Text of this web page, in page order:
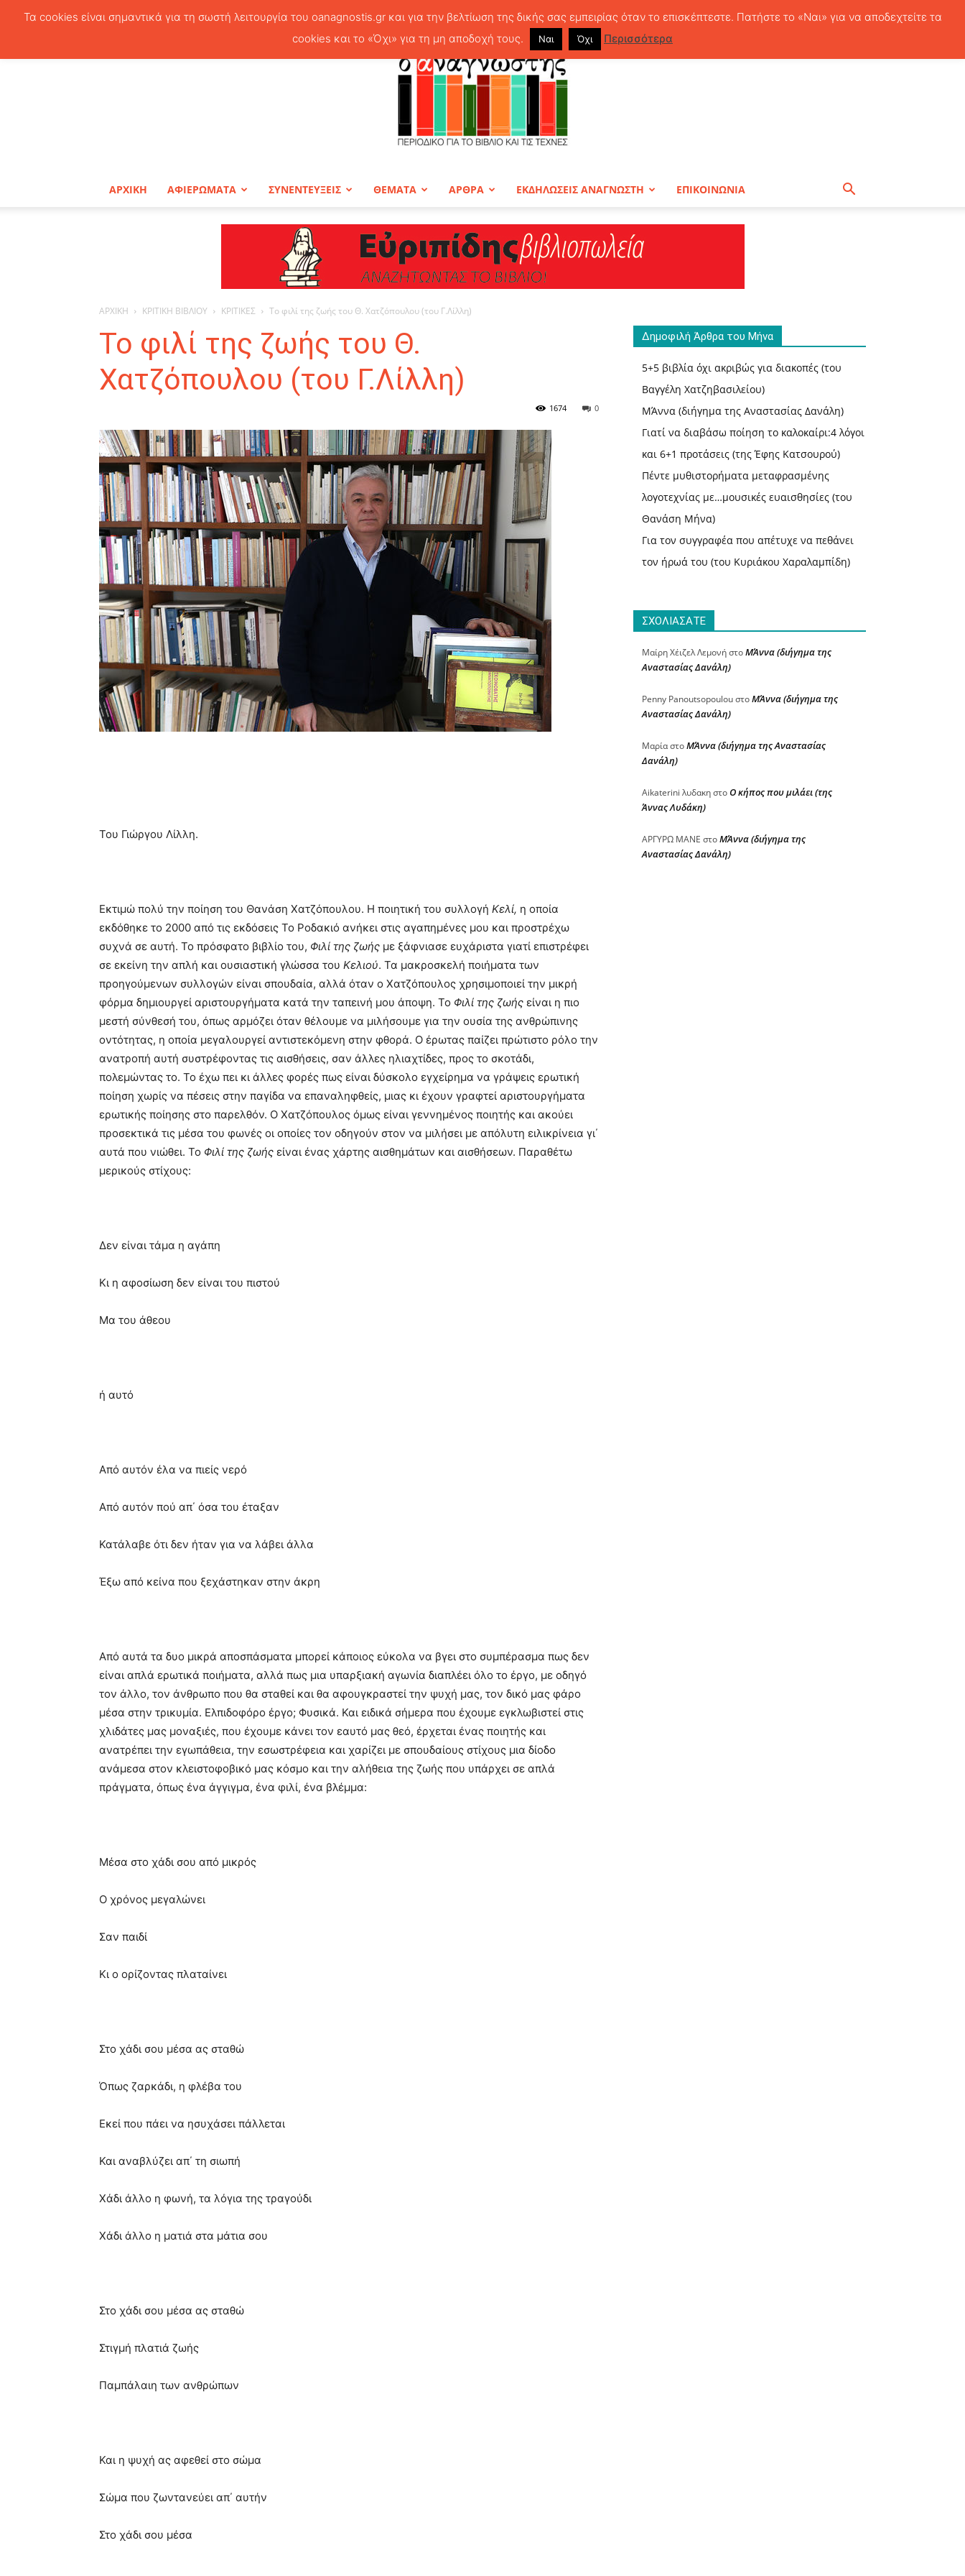
Σάββατο, 8 Αυγούστου, 2026
ΑΝΑΓΝΩΣΤΗΣ
ΓΙΑ
ΤΟ
ΒΙΒΛΙΟ
ΤΕΧΝΕΣ
ΑΡΧΙΚΗ ΑΦΙΕΡΩΜΑΤΑ ΣΥΝΕΝΤΕΥΞΕΙΣ ΘΕΜΑΤΑ ΑΡΘΡΑ ΕΚΔΗΛΩΣΕΙΣ ΑΝΑΓΝΩΣΤΗ ΕΠΙΚΟΙΝΩΝΙΑ
ΑΡΧΙΚΗ ΚΡΙΤΙΚΗ ΒΙΒΛΙΟΥ ΚΡΙΤΙΚΕΣ Το φιλί της ζωής του Θ. Χατζόπουλου (του Γ.Λίλλη)
Το φιλί της ζωής του Θ.
Χατζόπουλου (του Γ.Λίλλη)
0
1674
Του Γιώργου Λίλλη.
Εκτιμώ πολύ την ποίηση του Θανάση Χατζόπουλου. Η ποιητική του συλλογή Κελί, η οποία
εκδόθηκε το 2000 από τις εκδόσεις Το Ροδακιό ανήκει στις αγαπημένες μου και προστρέχω
συχνά σε αυτή. Το πρόσφατο βιβλίο του, Φιλί της ζωής με ξάφνιασε ευχάριστα γιατί επιστρέφει
σε εκείνη την απλή και ουσιαστική γλώσσα του Κελιού. Τα μακροσκελή ποιήματα των
προηγούμενων συλλογών είναι σπουδαία, αλλά όταν ο Χατζόπουλος χρησιμοποιεί την μικρή
φόρμα δημιουργεί αριστουργήματα κατά την ταπεινή μου άποψη. Το Φιλί της ζωής είναι η πιο
μεστή σύνθεσή του, όπως αρμόζει όταν θέλουμε να μιλήσουμε για την ουσία της ανθρώπινης
οντότητας, η οποία μεγαλουργεί αντιστεκόμενη στην φθορά. Ο έρωτας παίζει πρώτιστο ρόλο την
ανατροπή αυτή συστρέφοντας τις αισθήσεις, σαν άλλες ηλιαχτίδες, προς το σκοτάδι,
πολεμώντας το. Το έχω πει κι άλλες φορές πως είναι δύσκολο εγχείρημα να γράψεις ερωτική
ποίηση χωρίς να πέσεις στην παγίδα να επαναληφθείς, μιας κι έχουν γραφτεί αριστουργήματα
ερωτικής ποίησης στο παρελθόν. Ο Χατζόπουλος όμως είναι γεννημένος ποιητής και ακούει
προσεκτικά τις μέσα του φωνές οι οποίες τον οδηγούν στον να μιλήσει με απόλυτη ειλικρίνεια γι΄
αυτά που νιώθει. Το Φιλί της ζωής είναι ένας χάρτης αισθημάτων και αισθήσεων. Παραθέτω
μερικούς στίχους:
Δεν είναι τάμα η αγάπη
Κι η αφοσίωση δεν είναι του πιστού
Μα του άθεου
ή αυτό
Από αυτόν έλα να πιείς νερό
Από αυτόν πού απ΄ όσα του έταξαν
Κατάλαβε ότι δεν ήταν για να λάβει άλλα
Έξω από κείνα που ξεχάστηκαν στην άκρη
Από αυτά τα δυο μικρά αποσπάσματα μπορεί κάποιος εύκολα να βγει στο συμπέρασμα πως δεν
είναι απλά ερωτικά ποιήματα, αλλά πως μια υπαρξιακή αγωνία διαπλέει όλο το έργο, με οδηγό
τον άλλο, τον άνθρωπο που θα σταθεί και θα αφουγκραστεί την ψυχή μας, τον δικό μας φάρο
μέσα στην τρικυμία. Ελπιδοφόρο έργο; Φυσικά. Και ειδικά σήμερα που έχουμε εγκλωβιστεί στις
χλιδάτες μας μοναξιές, που έχουμε κάνει τον εαυτό μας θεό, έρχεται ένας ποιητής και
ανατρέπει την εγωπάθεια, την εσωστρέφεια και χαρίζει με σπουδαίους στίχους μια δίοδο
ανάμεσα στον κλειστοφοβικό μας κόσμο και την αλήθεια της ζωής που υπάρχει σε απλά
πράγματα, όπως ένα άγγιγμα, ένα φιλί, ένα βλέμμα:
Μέσα στο χάδι σου από μικρός
Ο χρόνος μεγαλώνει
Σαν παιδί
Κι ο ορίζοντας πλαταίνει
Στο χάδι σου μέσα ας σταθώ
Όπως ζαρκάδι, η φλέβα του
Εκεί που πάει να ησυχάσει πάλλεται
Και αναβλύζει απ΄ τη σιωπή
Χάδι άλλο η φωνή, τα λόγια της τραγούδι
Χάδι άλλο η ματιά στα μάτια σου
Στο χάδι σου μέσα ας σταθώ
Στιγμή πλατιά ζωής
Παμπάλαιη των ανθρώπων
Και η ψυχή ας αφεθεί στο σώμα
Σώμα που ζωντανεύει απ΄ αυτήν
Στο χάδι σου μέσα
Δημοφιλή Άρθρα του Μήνα
5+5 βιβλία όχι ακριβώς για διακοπές (του
Βαγγέλη Χατζηβασιλείου)
ΜΆννα (διήγημα της Αναστασίας Δανάλη)
Γιατί να διαβάσω ποίηση το καλοκαίρι:4 λόγοι
και 6+1 προτάσεις (της Έφης Κατσουρού)
Πέντε μυθιστορήματα μεταφρασμένης
λογοτεχνίας με…μουσικές ευαισθησίες (του
Θανάση Μήνα)
Για τον συγγραφέα που απέτυχε να πεθάνει
τον ήρωά του (του Κυριάκου Χαραλαμπίδη)
ΣΧΟΛΙΑΣΑΤΕ
Μαίρη Χέιζελ ΛεμονήστοΜΆννα (διήγημα της
Αναστασίας Δανάλη)
Penny PanoutsopoulouστοΜΆννα (διήγημα της
Αναστασίας Δανάλη)
ΜαρίαστοΜΆννα (διήγημα της Αναστασίας
Δανάλη)
Aikaterini λυδακηστοΟ κήπος που μιλάει (της
Άννας Λυδάκη)
ΑΡΓΥΡΩ ΜΑΝΕ στοΜΆννα (διήγημα της
Αναστασίας Δανάλη)
Τα cookies είναι σημαντικά για τη σωστή λειτουργία του oanagnostis.gr και για την βελτίωση της δικής σας εμπειρίας όταν το επισκέπτεστε. Πατήστε το «Ναι» για να αποδεχτείτε τα
cookies και το «Όχι» για τη μη αποδοχή τους.
Ναι Όχι Περισσότερα